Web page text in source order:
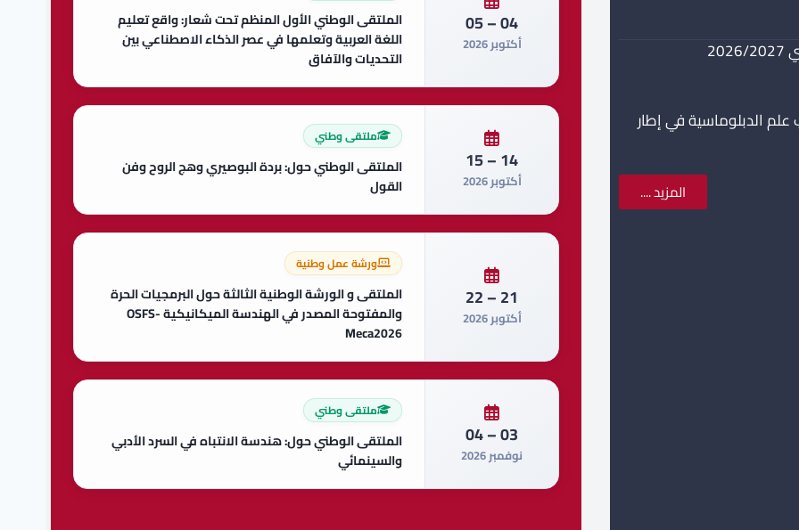
الدبلوماسية في إطار
المزيد ....
04 – 05
أكتوبر 2026
الملتقى الوطني الأول المنظم تحت شعار: واقع تعليم
اللغة العربية وتعلمها في عصر الذكاء الاصطناعي بين
التحديات والآفاق
14 – 15
أكتوبر 2026
ملتقى وطني
الملتقى الوطني حول: بردة البوصيري وهج الروح وفن
القول
21 – 22
أكتوبر 2026
ورشة عمل وطنية
الملتقى و الورشة الوطنية الثالثة حول البرمجيات الحرة
والمفتوحة المصدر في الهندسة الميكانيكية OSFS-
Meca2026
03 – 04
نوفمبر 2026
ملتقى وطني
الملتقى الوطني حول: هندسة الانتباه في السرد الأدبي
والسينمائي